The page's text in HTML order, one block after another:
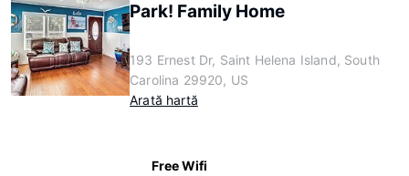
Park! Family Home
193 Ernest Dr, Saint Helena Island, South
Carolina 29920, US
Arată hartă
Free Wifi